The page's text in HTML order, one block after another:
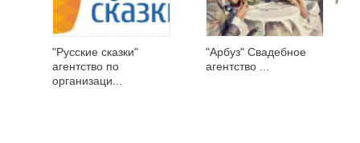
"Русские сказки"
агентство по
организаци...
"Арбуз" Свадебное
агентство ...